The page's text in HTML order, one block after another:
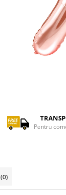
Pentru
(0)